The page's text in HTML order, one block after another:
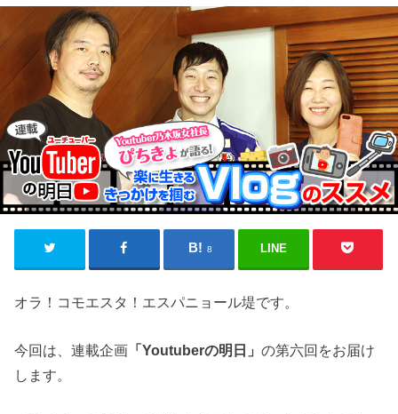
8 LINE
オラ！コモエスタ！エスパニョール堤です。
今回は、連載企画 「Youtuberの明日」の第六回をお届け
します。